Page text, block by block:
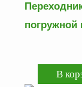
Продукция
оборудование
погружной